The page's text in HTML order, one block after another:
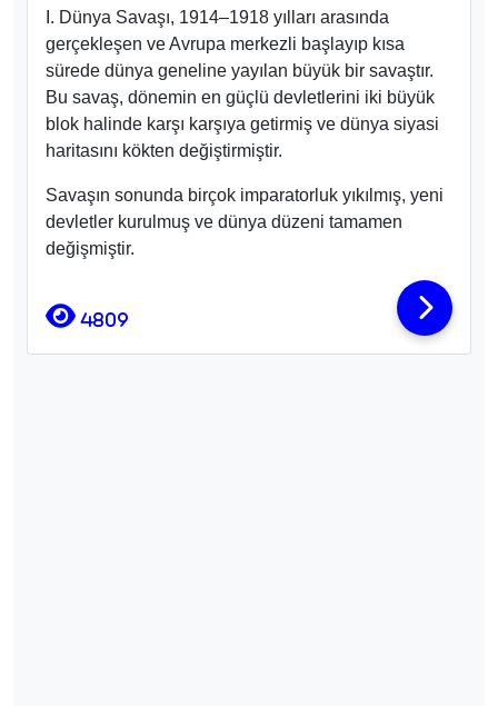
I. Dünya Savaşı, 1914–1918 yılları arasında
gerçekleşen ve Avrupa merkezli başlayıp kısa
sürede dünya geneline yayılan büyük bir savaştır.
Bu savaş, dönemin en güçlü devletlerini iki büyük
blok halinde karşı karşıya getirmiş ve dünya siyasi
haritasını kökten değiştirmiştir.
Savaşın sonunda birçok imparatorluk yıkılmış, yeni
devletler kurulmuş ve dünya düzeni tamamen
değişmiştir.
4809